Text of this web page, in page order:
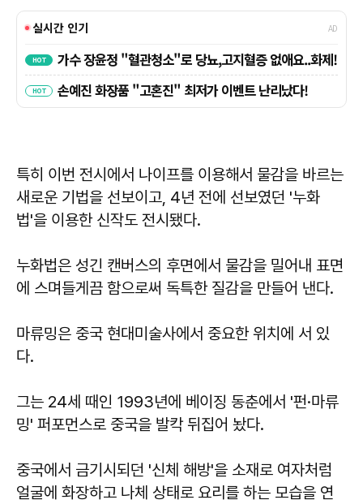
특히 이번 전시에서 나이프를 이용해서 물감을 바르는
새로운 기법을 선보이고, 4년 전에 선보였던 '누화
법'을 이용한 신작도 전시됐다.
누화법은 성긴 캔버스의 후면에서 물감을 밀어내 표면
에 스며들게끔 함으로써 독특한 질감을 만들어 낸다.
마류밍은 중국 현대미술사에서 중요한 위치에 서 있
다.
그는 24세 때인 1993년에 베이징 동춘에서 '펀·마류
밍' 퍼포먼스로 중국을 발칵 뒤집어 놨다.
중국에서 금기시되던 '신체 해방'을 소재로 여자처럼
얼굴에 화장하고 나체 상태로 요리를 하는 모습을 연